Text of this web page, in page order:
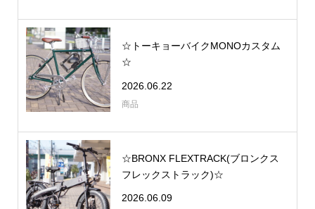
☆トーキョーバイクMONOカスタム
☆
2026.06.22
商品
☆BRONX FLEXTRACK(ブロンクス
フレックストラック)☆
2026.06.09